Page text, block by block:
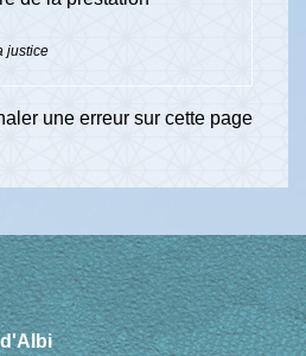
justice
une erreur sur cette page